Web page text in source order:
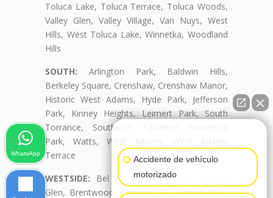
Toluca Lake, Toluca Terrace, Toluca Woods,
Valley Glen, Valley Village, Van Nuys, West
Hills, West Toluca Lake, Winnetka, Woodland
Hills
SOUTH: Arlington Park, Baldwin Hills,
Berkeley Square, Crenshaw, Crenshaw Manor,
Historic West Adams, Hyde Park, Jefferson
Park, Kinney Heights, Leimert Park, South
Torrance, Southeast Torrance, University
Park, Watts, West Adams, West Adams
Terrace
WESTSIDE: Bel Air, Beverly Crest, Beverly
Glen, Brentwood, Century City, Cheviot Hills,
Accidente de vehículo
motorizado
WhatsApp